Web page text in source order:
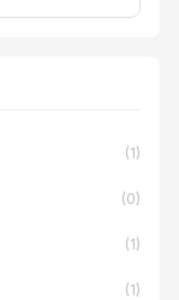
(1)
(0)
(1)
(1)